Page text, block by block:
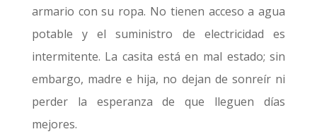
armario con su ropa. No tienen acceso a agua
potable y el suministro de electricidad es
intermitente. La casita está en mal estado; sin
embargo, madre e hija, no dejan de sonreír ni
perder la esperanza de que lleguen días
mejores.